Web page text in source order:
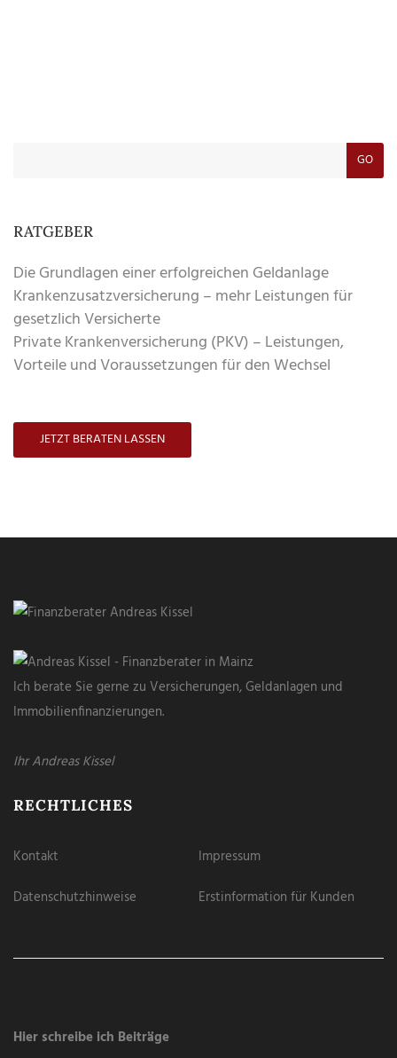
GO
RATGEBER
Die Grundlagen einer erfolgreichen Geldanlage
Krankenzusatzversicherung – mehr Leistungen für
gesetzlich Versicherte
Private Krankenversicherung (PKV) – Leistungen,
Vorteile und Voraussetzungen für den Wechsel
JETZT BERATEN LASSEN
Ich berate Sie gerne zu Versicherungen, Geldanlagen und
Immobilienfinanzierungen.
Ihr Andreas Kissel
RECHTLICHES
Kontakt
Impressum
Datenschutzhinweise
Erstinformation für Kunden
Hier schreibe ich Beiträge